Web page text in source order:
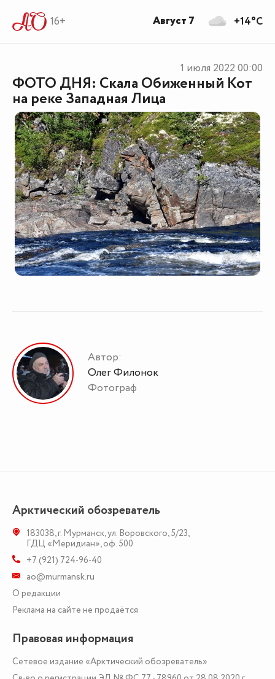
16+
ФОТО ДНЯ: Скала Обиженный Кот
на реке Западная Лица
1 июля 2022 00:00
Автор:
Олег Филонок
Фотограф
Арктический обозреватель
183038,г. Мурманск,ул. Воровского, 5/23,
ГДЦ «Меридиан», оф. 500
+7 (921) 724-96-40
ao@murmansk.ru
О редакции
Реклама на сайте не продаётся
Правовая информация
Сетевое издание «Арктический обозреватель»
+14°C
Август 7